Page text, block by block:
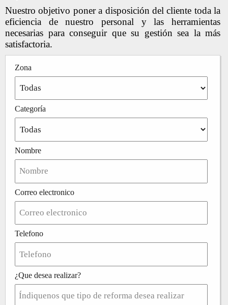
Nuestro objetivo poner a disposición del cliente toda la
eficiencia de nuestro personal y las herramientas
necesarias para conseguir que su gestión sea la más
satisfactoria.
Zona
Categoría
Nombre
Correo electronico
Telefono
¿Que desea realizar?